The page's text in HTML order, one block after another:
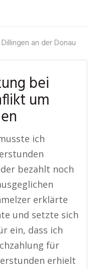
an der Donau
bei
um
ich
bezahlt noch
erklärte
und setzte sich
ein, dass ich
für
erhielt